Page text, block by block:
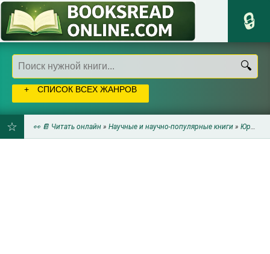
СПИСОК ВСЕХ ЖАНРОВ
👀 📔 Читать онлайн » Научные и научно-популярные книги » Юриспруденция